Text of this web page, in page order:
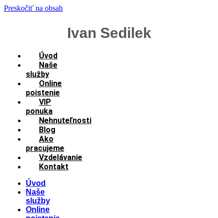
Preskočiť na obsah
Ivan Sedilek
Úvod
Naše
služby
Online
poistenie
VIP
ponuka
Nehnuteľnosti
Blog
Ako
pracujeme
Vzdelávanie
Kontakt
Úvod
Naše
služby
Online